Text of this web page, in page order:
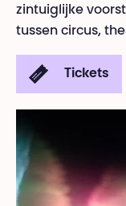
zintuiglijke
tussen circus,
Tickets